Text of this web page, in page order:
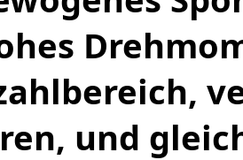
und